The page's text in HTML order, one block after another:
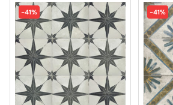
was:
59,95.
is:
34,95.
was:
59,95.
is:
34,95.
-41% -41%